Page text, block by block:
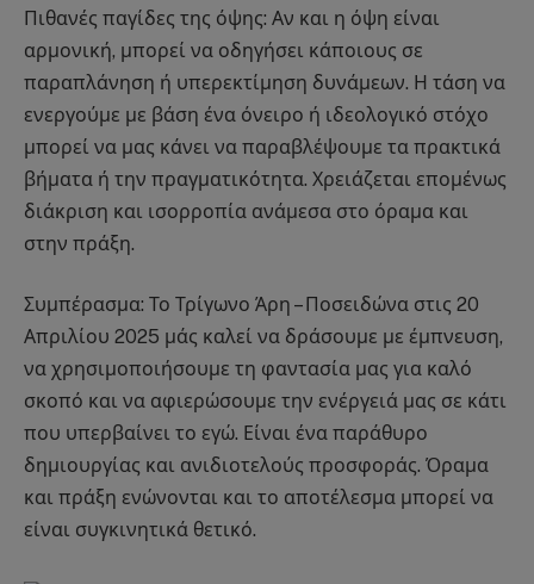
Πιθανές παγίδες της όψης: Αν και η όψη είναι
αρμονική, μπορεί να οδηγήσει κάποιους σε
παραπλάνηση ή υπερεκτίμηση δυνάμεων. Η τάση να
ενεργούμε με βάση ένα όνειρο ή ιδεολογικό στόχο
μπορεί να μας κάνει να παραβλέψουμε τα πρακτικά
βήματα ή την πραγματικότητα. Χρειάζεται επομένως
διάκριση και ισορροπία ανάμεσα στο όραμα και
στην πράξη.
Συμπέρασμα: Το Τρίγωνο Άρη – Ποσειδώνα στις 20
Απριλίου 2025 μάς καλεί να δράσουμε με έμπνευση,
να χρησιμοποιήσουμε τη φαντασία μας για καλό
σκοπό και να αφιερώσουμε την ενέργειά μας σε κάτι
που υπερβαίνει το εγώ. Είναι ένα παράθυρο
δημιουργίας και ανιδιοτελούς προσφοράς. Όραμα
και πράξη ενώνονται και το αποτέλεσμα μπορεί να
είναι συγκινητικά θετικό.